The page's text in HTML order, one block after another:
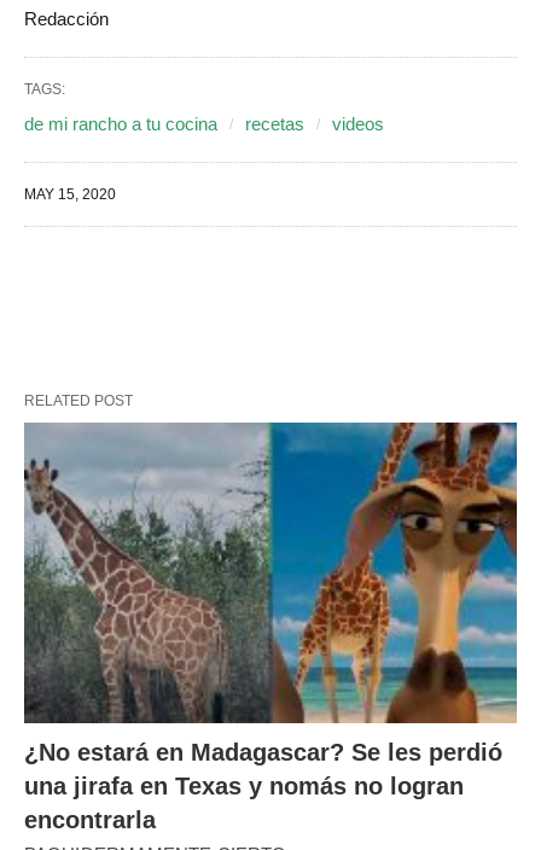
Redacción
TAGS:
de mi rancho a tu cocina recetas videos
MAY 15, 2020
RELATED POST
¿No estará en Madagascar? Se les perdió
una jirafa en Texas y nomás no logran
encontrarla